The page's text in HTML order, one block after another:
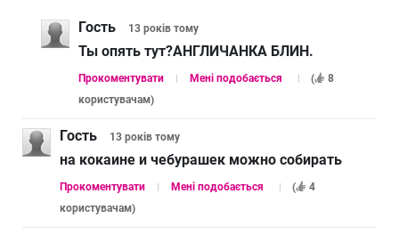
Гость 13 років тому
Ты опять тут?АНГЛИЧАНКА БЛИН.
Прокоментувати Мені подобається (
8
користувачам)
Гость 13 років тому
на кокаине и чебурашек можно собирать
Прокоментувати Мені подобається (
4
користувачам)